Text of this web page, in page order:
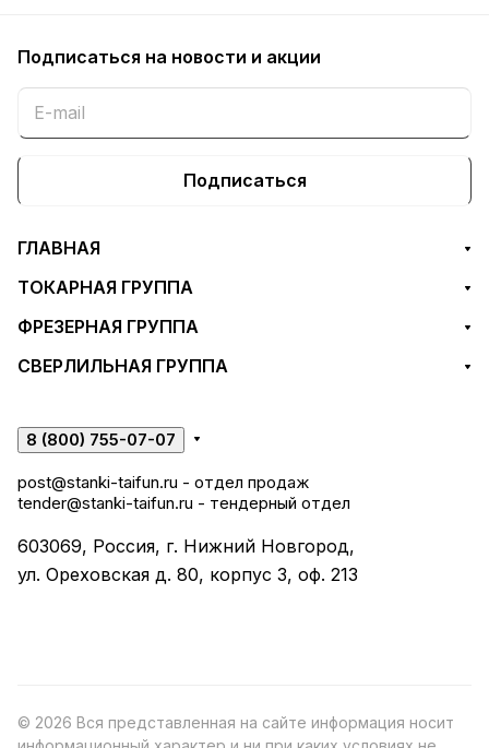
Подписаться на новости и акции
Подписаться
ГЛАВНАЯ
ТОКАРНАЯ ГРУППА
ФРЕЗЕРНАЯ ГРУППА
СВЕРЛИЛЬНАЯ ГРУППА
8 (800) 755-07-07
post@stanki-taifun.ru - отдел продаж
tender@stanki-taifun.ru - тендерный отдел
603069, Россия, г. Нижний Новгород,
ул. Ореховская д. 80, корпус 3, оф. 213
© 2026 Вся представленная на сайте информация носит